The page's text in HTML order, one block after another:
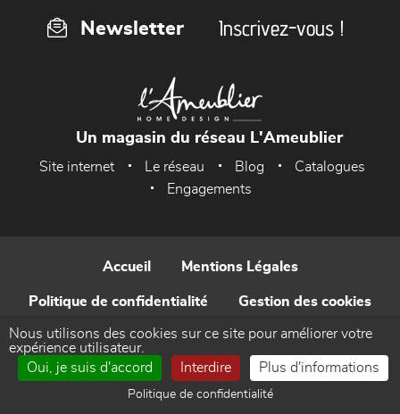
Newsletter Inscrivez-vous !
Un magasin du réseau L'Ameublier
Site internet Le réseau Blog
Catalogues
Engagements
Accueil Mentions Légales
Politique de confidentialité Gestion des cookies
Contact
Réalisé par WEB Enseignes
Nous utilisons des cookies sur ce site pour améliorer votre
expérience utilisateur.
Oui, je suis d'accord
Interdire Plus d'informations
Politique de confidentialité